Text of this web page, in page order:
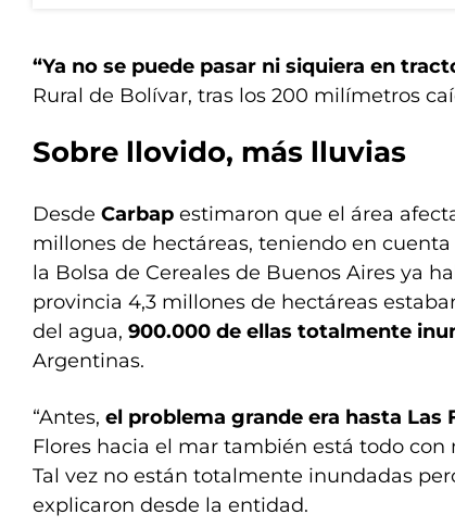
“Ya no se puede pasar ni siquiera en
Rural de Bolívar, tras los 200 milímetros
Sobre llovido, más lluvias
Desde Carbap estimaron que el área
millones de hectáreas, teniendo en
la Bolsa de Cereales de Buenos Aires ya
provincia 4,3 millones de hectáreas
del agua, 900.000 de ellas totalmente
Argentinas.
“Antes, el problema grande era hasta Las
Flores hacia el mar también está todo
Tal vez no están totalmente inundadas
explicaron desde la entidad.